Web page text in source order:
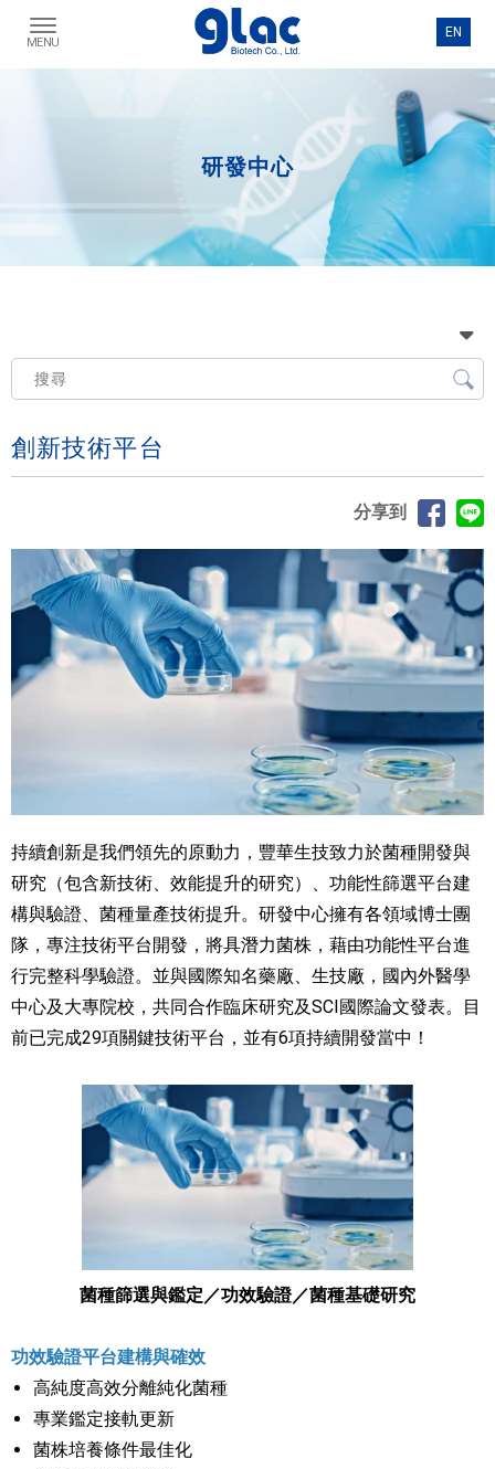
研發中心
創新技術平台
分享到
持續創新是我們領先的原動力，豐華生技致力於菌種開發與
研究（包含新技術、效能提升的研究）、功能性篩選平台建
構與驗證、菌種量產技術提升。研發中心擁有各領域博士團
隊，專注技術平台開發，將具潛力菌株，藉由功能性平台進
行完整科學驗證。並與國際知名藥廠、生技廠，國內外醫學
中心及大專院校，共同合作臨床研究及SCI國際論文發表。目
前已完成29項關鍵技術平台，並有6項持續開發當中！
菌種篩選與鑑定／功效驗證／菌種基礎研究
功效驗證平台建構與確效
高純度高效分離純化菌種
專業鑑定接軌更新
菌株培養條件最佳化